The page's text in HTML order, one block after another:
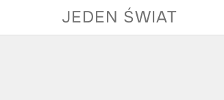
JEDEN ŚWIAT